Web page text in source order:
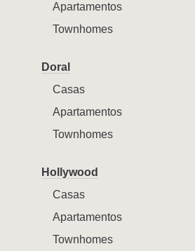
Apartamentos
Townhomes
Doral
Casas
Apartamentos
Townhomes
Hollywood
Casas
Apartamentos
Townhomes